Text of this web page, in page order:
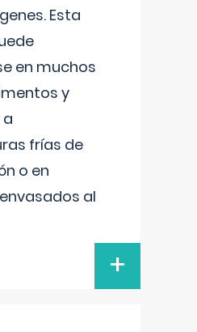
Esta
en muchos
y
frías de
o en
al
+